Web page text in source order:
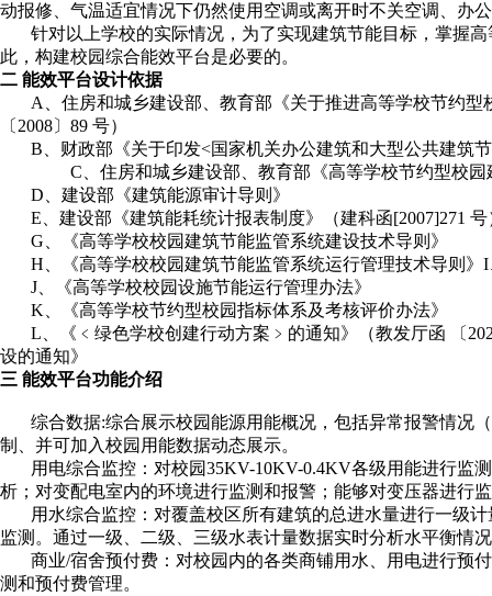
动报修、气温适宜情况下仍然使用空调或离开时不关空调、办
针对以上学校的实际情况，为了实现建筑节能目标，掌握高
此，构建校园综合能效平台是必要的。
二 能效平台设计依据
A、住房和城乡建设部、教育部《关于推进高等学校节约型
〔2008〕89 号）
B、财政部《关于印发<国家机关办公建筑和大型公共建筑节
C、住房和城乡建设部、教育部《高等学校节约型校园
D、建设部《建筑能源审计导则》
E、建设部《建筑能耗统计报表制度》（建科函[2007]271 号
G、《高等学校校园建筑节能监管系统建设技术导则》
H、《高等学校校园建筑节能监管系统运行管理技术导则》I
J、《高等学校校园设施节能运行管理办法》
K、《高等学校节约型校园指标体系及考核评价办法》
L、《﹤绿色学校创建行动方案﹥的通知》（教发厅函 〔
设的通知》
三 能效平台功能介绍
综合数据:综合展示校园能源用能概况，包括异常报警情况
制、并可加入校园用能数据动态展示。
用电综合监控：对校园35KV-10KV-0.4KV各级用能进行监
析；对变配电室内的环境进行监测和报警；能够对变压器进行
用水综合监控：对覆盖校区所有建筑的总进水量进行一级计
监测。通过一级、二级、三级水表计量数据实时分析水平衡情
商业/宿舍预付费：对校园内的各类商铺用水、用电进行预
测和预付费管理。